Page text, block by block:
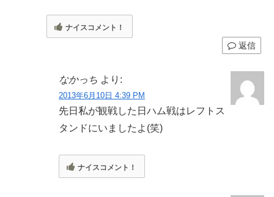
ナイスコメント！
返信
なかっち より:
2013年6月10日 4:39 PM
先日私が観戦した日ハム戦はレフトス
タンドにいましたよ(笑)
ナイスコメント！